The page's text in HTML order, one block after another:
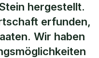
hergestellt.
erfunden,
Wir haben